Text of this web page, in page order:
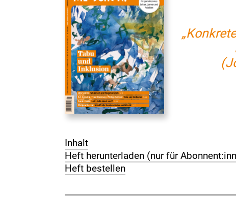
Inhalt
Heft herunterladen (nur für
Heft bestellen